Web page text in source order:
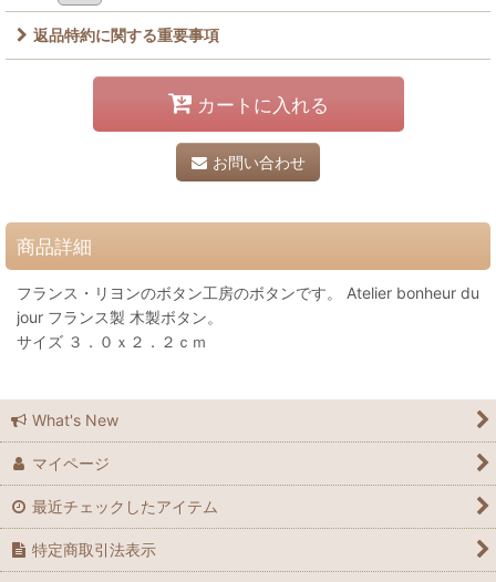
返品特約に関する重要事項
カートに入れる
お問い合わせ
商品詳細
フランス・リヨンのボタン工房のボタンです。 Atelier bonheur du
jour フランス製 木製ボタン。
サイズ ３．０ｘ２．２ｃｍ
What's New
マイページ
最近チェックしたアイテム
特定商取引法表示